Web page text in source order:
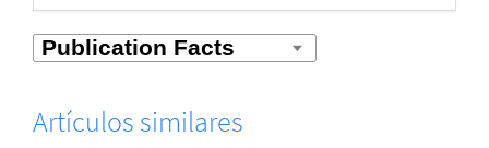
Artículos similares